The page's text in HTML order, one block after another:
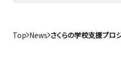
Top News さくらの学校支援プロ